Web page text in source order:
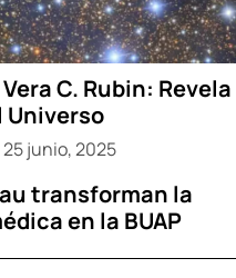
C. Rubin: Revela
Universo
25 junio, 2025
transforman la
en la BUAP